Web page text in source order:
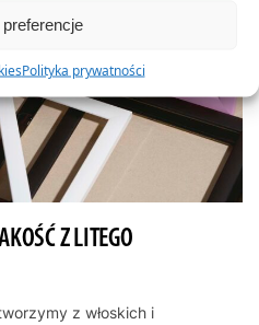
Polityka prywatności
Z LITEGO
z włoskich i